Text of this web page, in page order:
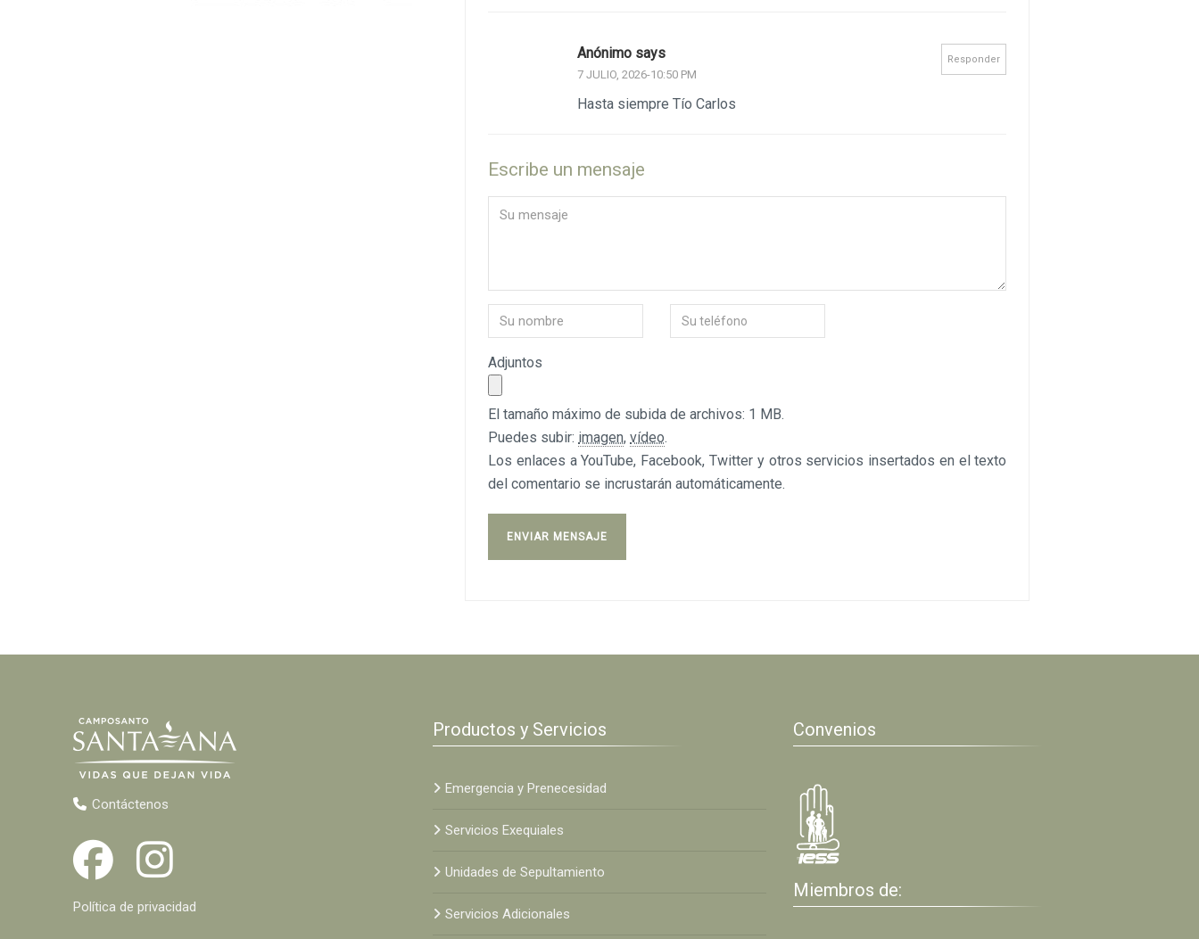
Responder
Anónimo says
7 JULIO, 2026-10:50 PM
Hasta siempre Tío Carlos
Escribe un mensaje
Adjuntos
El tamaño máximo de subida de archivos: 1 MB.
Puedes subir: imagen,vídeo.
Los enlaces a YouTube, Facebook, Twitter y otros servicios insertados en el texto
del comentario se incrustarán automáticamente.
Contáctenos
Política de privacidad
Productos y Servicios
Emergencia y Prenecesidad
Servicios Exequiales
Unidades de Sepultamiento
Servicios Adicionales
Convenios
Miembros de: